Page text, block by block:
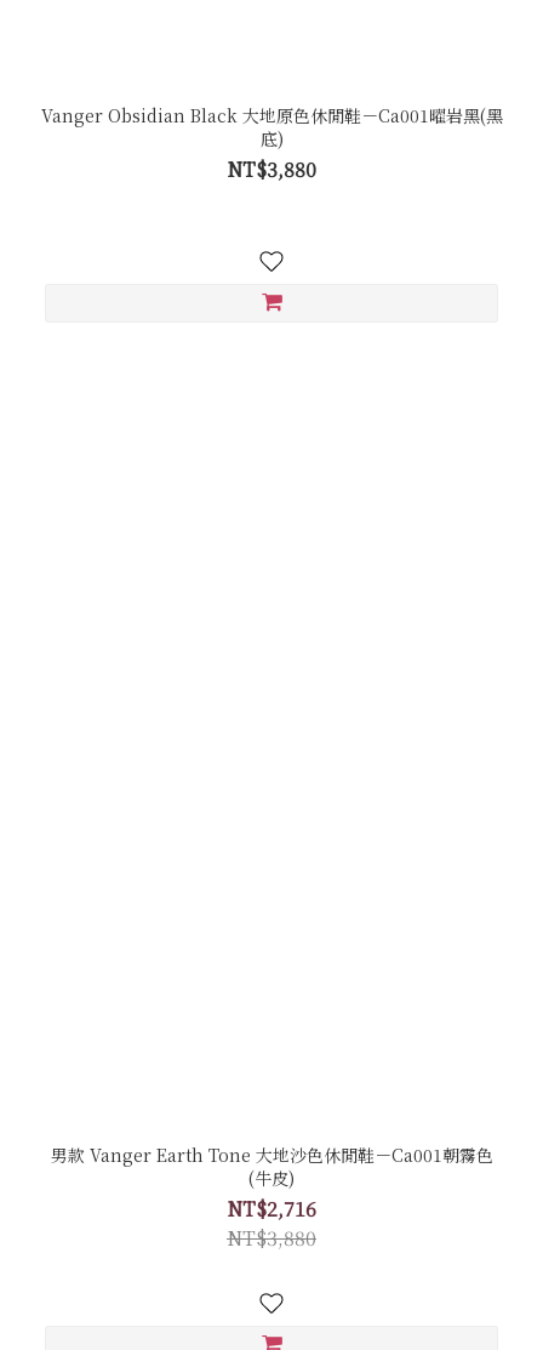
Vanger Obsidian Black 大地原色休閒鞋－Ca001曜岩黑(黑
底)
NT$3,880
男款 Vanger Earth Tone 大地沙色休閒鞋－Ca001朝霧色
(牛皮)
NT$2,716
NT$3,880